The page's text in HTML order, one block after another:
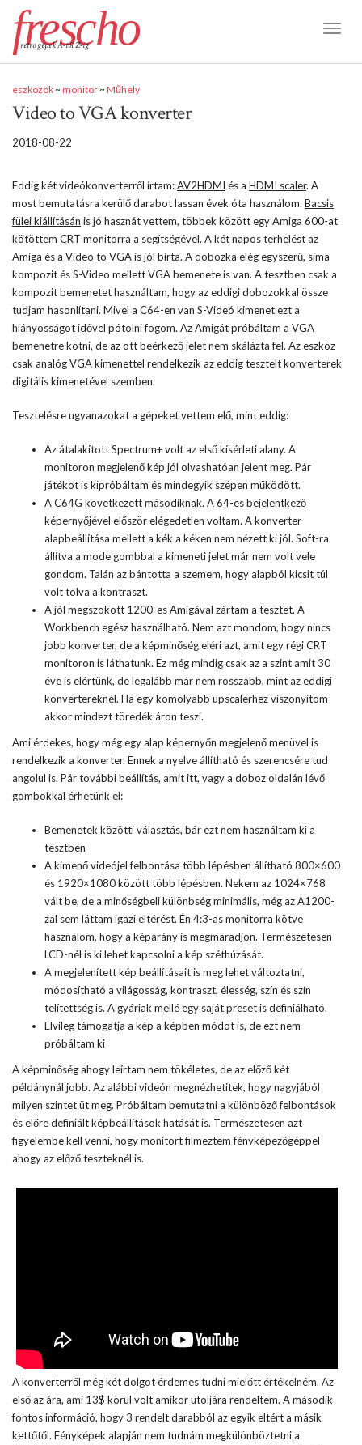
frescho
retro gépek A-tól Z-ig
eszközök~monitor~Műhely
Video to VGA konverter
2018-08-22
Eddig két videókonverterről írtam:AV2HDMI és a HDMI scaler. A
most bemutatásra kerülő darabot lassan évek óta használom. Bacsis
fülei kiállításán is jó hasznát vettem, többek között egy Amiga 600-at
kötöttem CRT monitorra a segítségével. A két napos terhelést az
Amiga és a Video to VGA is jól bírta. A dobozka elég egyszerű, sima
kompozit és S-Video mellett VGA bemenete is van. A tesztben csak a
kompozit bemenetet használtam, hogy az eddigi dobozokkal össze
tudjam hasonlítani. Mivel a C64-en van S-Videó kimenet ezt a
hiányosságot idővel pótolni fogom. Az Amigát próbáltam a VGA
bemenetre kötni, de az ott beérkező jelet nem skálázta fel. Az eszköz
csak analóg VGA kimenettel rendelkezik az eddig tesztelt konverterek
digitális kimenetével szemben.
Tesztelésre ugyanazokat a gépeket vettem elő, mint eddig:
Az átalakított Spectrum+ volt az első kísérleti alany. A
monitoron megjelenő kép jól olvashatóan jelent meg. Pár
játékot is kipróbáltam és mindegyik szépen működött.
A C64G következett másodiknak. A 64-es bejelentkező
képernyőjével először elégedetlen voltam. A konverter
alapbeállítása mellett a kék a kéken nem nézett ki jól. Soft-ra
állítva a mode gombbal a kimeneti jelet már nem volt vele
gondom. Talán az bántotta a szemem, hogy alapból kicsit túl
volt tolva a kontraszt.
A jól megszokott 1200-es Amigával zártam a tesztet. A
Workbench egész használható. Nem azt mondom, hogy nincs
jobb konverter, de a képminőség eléri azt, amit egy régi CRT
monitoron is láthatunk. Ez még mindig csak az a szint amit 30
éve is elértünk, de legalább már nem rosszabb, mint az eddigi
konvertereknél. Ha egy komolyabb upscalerhez viszonyítom
akkor mindezt töredék áron teszi.
Ami érdekes, hogy még egy alap képernyőn megjelenő menüvel is
rendelkezik a konverter. Ennek a nyelve állítható és szerencsére tud
angolul is. Pár további beállítás, amit itt, vagy a doboz oldalán lévő
gombokkal érhetünk el:
Bemenetek közötti választás, bár ezt nem használtam ki a
tesztben
A kimenő videójel felbontása több lépésben állítható 800×600
és 1920×1080 között több lépésben. Nekem az 1024×768
vált be, de a minőségbeli különbség minimális, még az A1200-
zal sem láttam igazi eltérést. Én 4:3-as monitorra kötve
használom, hogy a képarány is megmaradjon. Természetesen
LCD-nél is ki lehet kapcsolni a kép széthúzását.
A megjelenített kép beállításait is meg lehet változtatni,
módosítható a világosság, kontraszt, élesség, szín és szín
telítettség is. A gyáriak mellé egy saját preset is definiálható.
Elvileg támogatja a kép a képben módot is, de ezt nem
próbáltam ki
A képminőség ahogy leírtam nem tökéletes, de az előző két
példánynál jobb. Az alábbi videón megnézhetitek, hogy nagyjából
milyen szintet üt meg. Próbáltam bemutatni a különböző felbontások
és előre definiált képbeállítások hatását is. Természetesen azt
figyelembe kell venni, hogy monitort filmeztem fényképezőgéppel
ahogy az előző teszteknél is.
A konverterről még két dolgot érdemes tudni mielőtt értékelném. Az
első az ára, ami 13$ körül volt amikor utoljára rendeltem. A második
fontos információ, hogy 3 rendelt darabból az egyik eltért a másik
kettőtől. Fényképek alapján nem tudnám megkülönböztetni a